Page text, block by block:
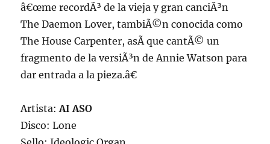
â€œme recordÃ³ de la vieja y gran canciÃ³n
The Daemon Lover, tambiÃ©n conocida como
The House Carpenter, asÃ­ que cantÃ© un
fragmento de la versiÃ³n de Annie Watson para
dar entrada a la pieza.â€
Artista:AI ASO
Disco: Lone